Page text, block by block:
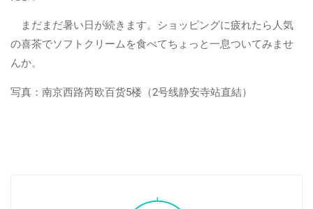
まだまだ暑い日が続きます。ショッピングに疲れたら人気
の喜茶でソフトクリームを食べてちょっと一息ついてみませ
んか。
写真：南京西路芮欧百货5楼（2号线静安寺站直結）